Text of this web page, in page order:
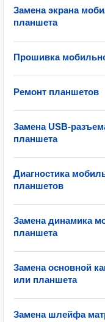
Замена экрана
планшета
Прошивка
Ремонт планшетов
Замена USB-
планшета
Диагностика
планшетов
Замена динамика
планшета
Замена основной
или планшета
Замена шлейфа